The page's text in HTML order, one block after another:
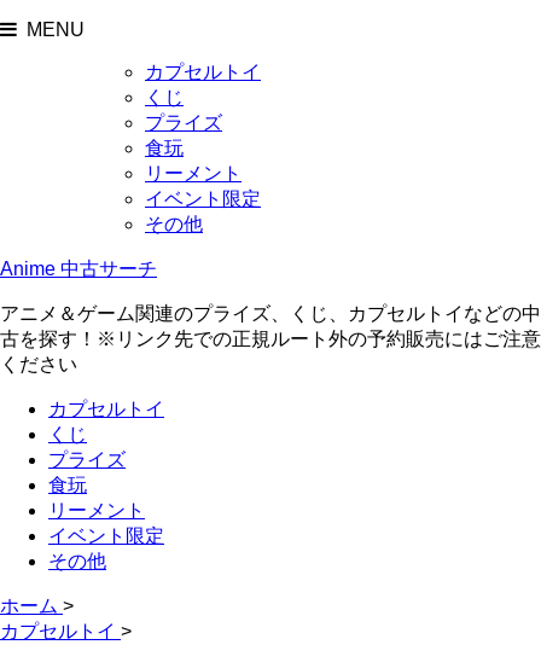
MENU
カプセルトイ
くじ
プライズ
食玩
リーメント
イベント限定
その他
Anime 中古サーチ
アニメ＆ゲーム関連のプライズ、くじ、カプセルトイなどの中
古を探す！※リンク先での正規ルート外の予約販売にはご注意
ください
カプセルトイ
くじ
プライズ
食玩
リーメント
イベント限定
その他
ホーム >
カプセルトイ >